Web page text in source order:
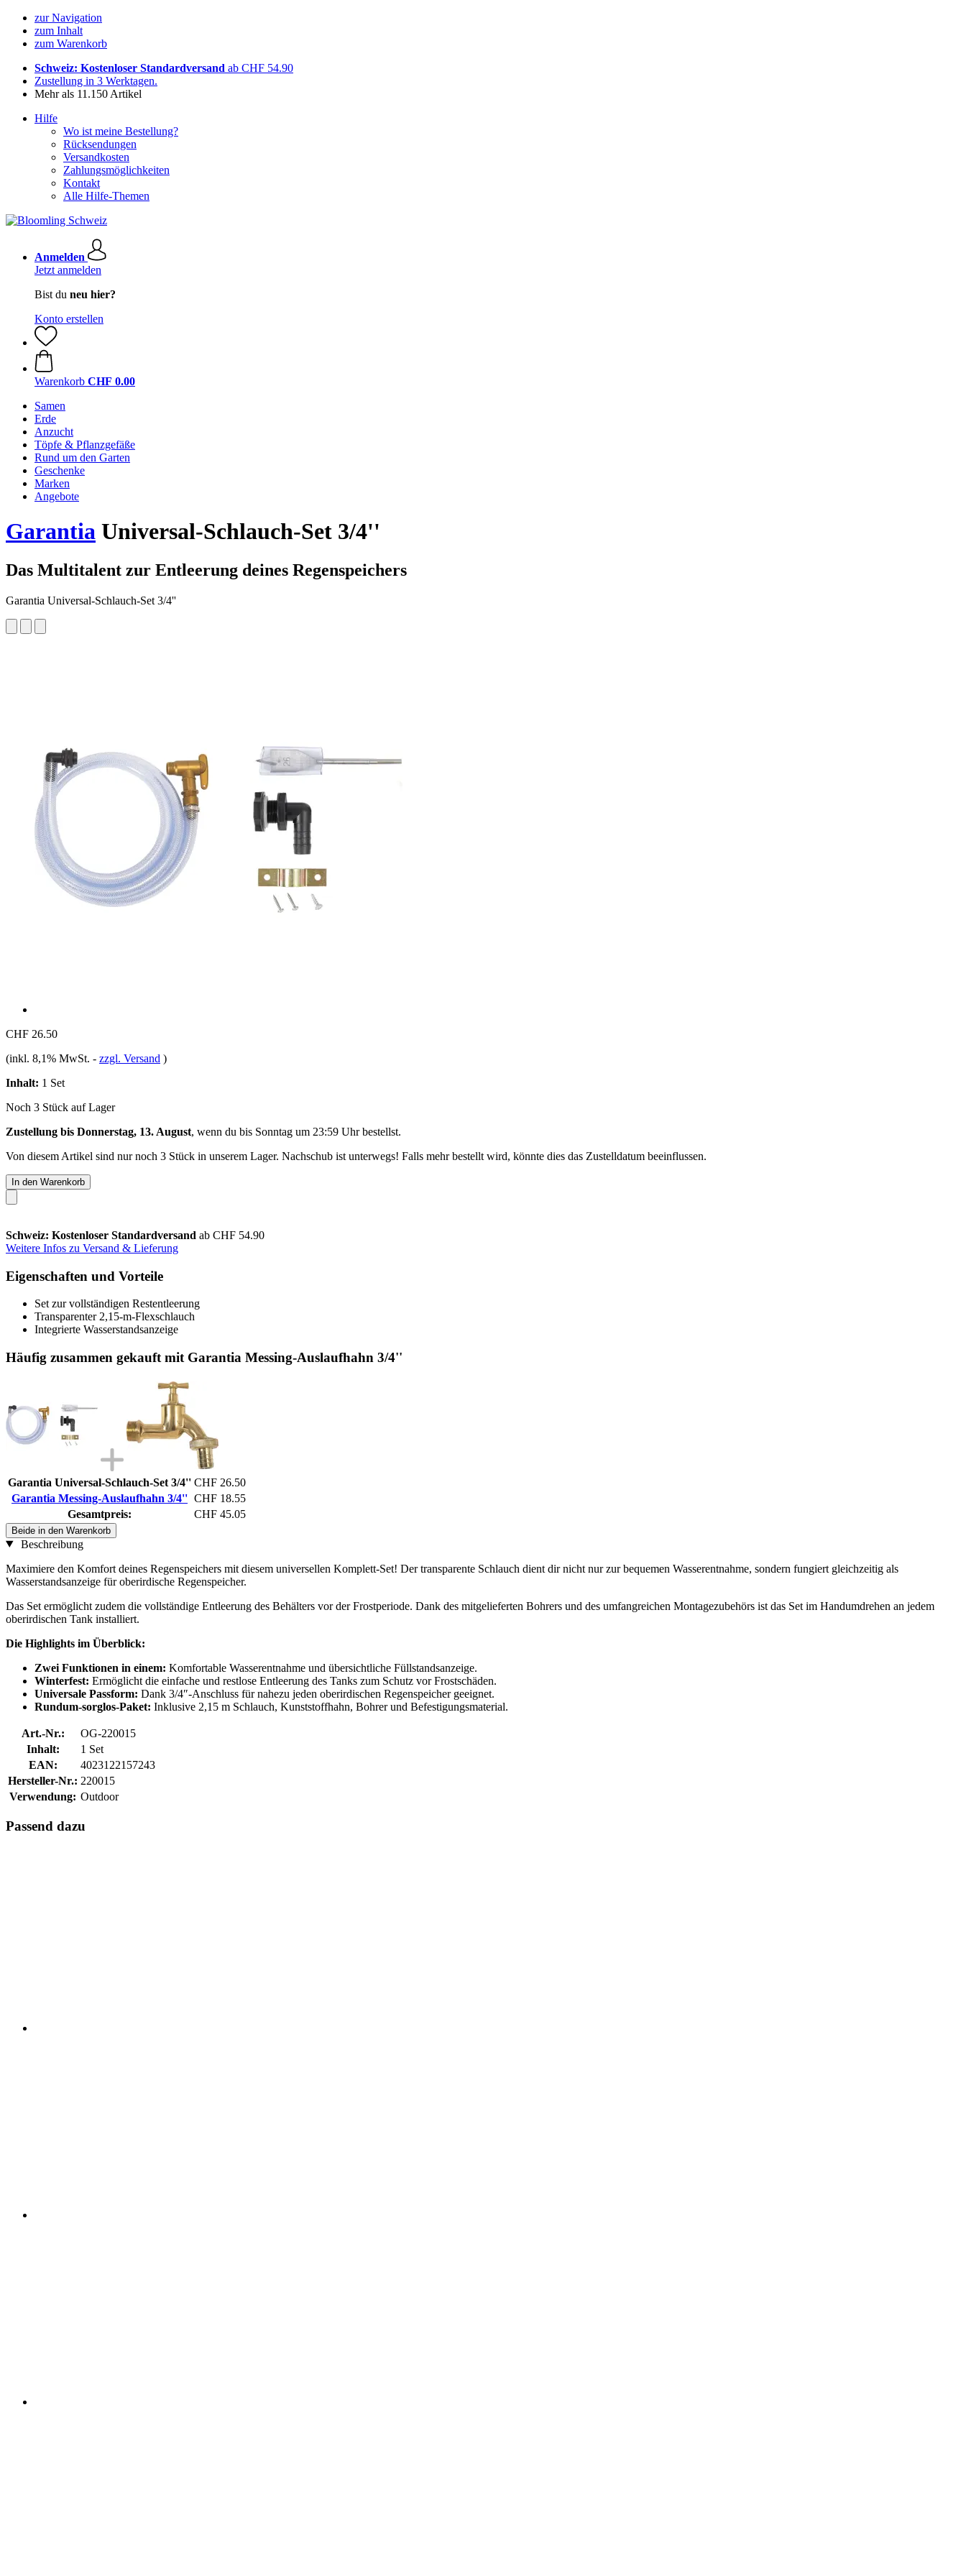
zur Navigation
zum Inhalt
zum Warenkorb
Schweiz: Kostenloser Standardversand ab CHF 54.90
Zustellung in 3 Werktagen.
Mehr als 11.150 Artikel
Hilfe
Wo ist meine Bestellung?
Rücksendungen
Versandkosten
Zahlungsmöglichkeiten
Kontakt
Alle Hilfe-Themen
Anmelden
Jetzt anmelden
Bist du neu hier?
Konto erstellen
Warenkorb CHF 0.00
Samen
Erde
Anzucht
Töpfe & Pflanzgefäße
Rund um den Garten
Geschenke
Marken
Angebote
Garantia Universal-Schlauch-Set 3/4''
Das Multitalent zur Entleerung deines Regenspeichers
Garantia Universal-Schlauch-Set 3/4''
CHF 26.50
(inkl. 8,1% MwSt. - zzgl. Versand )
Inhalt: 1 Set
Noch 3 Stück auf Lager
Zustellung bis Donnerstag, 13. August, wenn du bis Sonntag um 23:59 Uhrbestellst.
Von diesem Artikel sind nur noch 3 Stück in unserem Lager. Nachschub ist unterwegs! Falls mehr bestellt wird, könnte dies das Zustelldatum beeinflussen.
In den Warenkorb
Schweiz: Kostenloser Standardversand ab CHF 54.90
Weitere Infos zu Versand & Lieferung
Eigenschaften und Vorteile
Set zur vollständigen Restentleerung
Transparenter 2,15-m-Flexschlauch
Integrierte Wasserstandsanzeige
Häufig zusammen gekauft mit Garantia Messing-Auslaufhahn 3/4''
Garantia Universal-Schlauch-Set 3/4'' CHF 26.50
Garantia Messing-Auslaufhahn 3/4'' CHF 18.55
Gesamtpreis:
CHF 45.05
Beide in den Warenkorb
Beschreibung
Maximiere den Komfort deines Regenspeichers mit diesem universellen Komplett-Set! Der transparente Schlauch dient dir nicht nur zur bequemen Wasserentnahme, sondern fungiert gleichzeitig als
Wasserstandsanzeige für oberirdische Regenspeicher.
Das Set ermöglicht zudem die vollständige Entleerung des Behälters vor der Frostperiode. Dank des mitgelieferten Bohrers und des umfangreichen Montagezubehörs ist das Set im Handumdrehen an jedem
oberirdischen Tank installiert.
Die Highlights im Überblick:
Zwei Funktionen in einem: Komfortable Wasserentnahme und übersichtliche Füllstandsanzeige.
Winterfest: Ermöglicht die einfache und restlose Entleerung des Tanks zum Schutz vor Frostschäden.
Universale Passform: Dank 3/4″-Anschluss für nahezu jeden oberirdischen Regenspeicher geeignet.
Rundum-sorglos-Paket: Inklusive 2,15 m Schlauch, Kunststoffhahn, Bohrer und Befestigungsmaterial.
Art.-Nr.:
OG-220015
Inhalt:
1 Set
EAN:
4023122157243
Hersteller-Nr.: 220015
Verwendung: Outdoor
Passend dazu